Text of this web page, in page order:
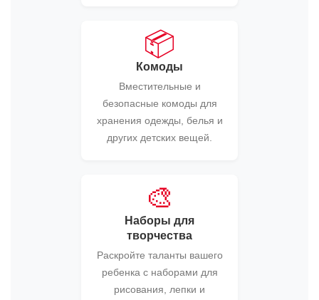
📦
Комоды
Вместительные и
безопасные комоды для
хранения одежды, белья и
других детских вещей.
🎨
Наборы для
творчества
Раскройте таланты вашего
ребенка с наборами для
рисования, лепки и